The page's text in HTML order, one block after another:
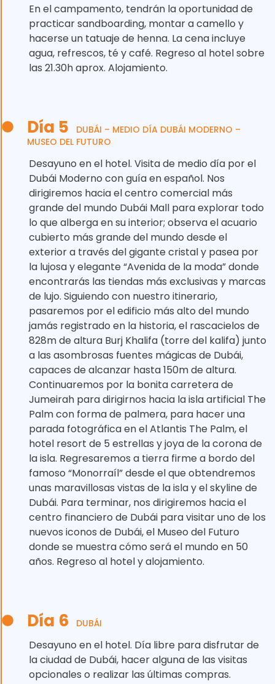
En el campamento, tendrán la oportunidad de
practicar sandboarding, montar a camello y
hacerse un tatuaje de henna. La cena incluye
agua, refrescos, té y café. Regreso al hotel sobre
las 21.30h aprox. Alojamiento.
Día 5
DUBÁI – MEDIO DÍA DUBÁI MODERNO –
MUSEO DEL FUTURO
Desayuno en el hotel. Visita de medio día por el
Dubái Moderno con guía en español. Nos
dirigiremos hacia el centro comercial más
grande del mundo Dubái Mall para explorar todo
lo que alberga en su interior; observa el acuario
cubierto más grande del mundo desde el
exterior a través del gigante cristal y pasea por
la lujosa y elegante “Avenida de la moda” donde
encontrarás las tiendas más exclusivas y marcas
de lujo. Siguiendo con nuestro itinerario,
pasaremos por el edificio más alto del mundo
jamás registrado en la historia, el rascacielos de
828m de altura Burj Khalifa (torre del kalifa) junto
a las asombrosas fuentes mágicas de Dubái,
capaces de alcanzar hasta 150m de altura.
Continuaremos por la bonita carretera de
Jumeirah para dirigirnos hacia la isla artificial The
Palm con forma de palmera, para hacer una
parada fotográfica en el Atlantis The Palm, el
hotel resort de 5 estrellas y joya de la corona de
la isla. Regresaremos a tierra firme a bordo del
famoso “Monorraíl” desde el que obtendremos
unas maravillosas vistas de la isla y el skyline de
Dubái. Para terminar, nos dirigiremos hacia el
centro financiero de Dubái para visitar uno de los
nuevos iconos de Dubái, el Museo del Futuro
donde se muestra cómo será el mundo en 50
años. Regreso al hotel y alojamiento.
Día 6 DUBÁI
Desayuno en el hotel. Día libre para disfrutar de
la ciudad de Dubái, hacer alguna de las visitas
opcionales o realizar las últimas compras.